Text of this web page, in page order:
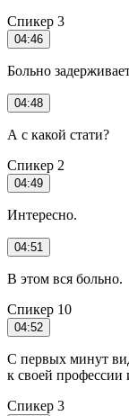
Спикер 3
04:46
Больно
04:48
А с какой стати?
Спикер 2
04:49
Интересно.
04:51
В этом вся больно.
Спикер 10
04:52
С первых минут
к своей
Спикер 3